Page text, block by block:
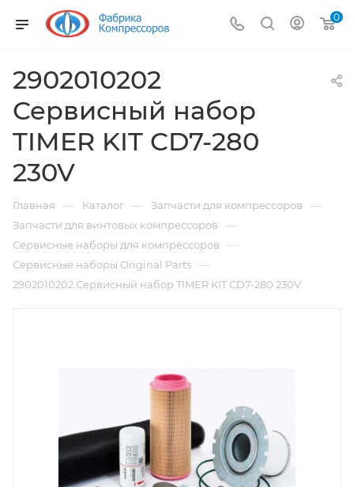
0
2902010202
Сервисный набор
TIMER KIT CD7-280
230V
Главная — Каталог — Запчасти для компрессоров —
Запчасти для винтовых компрессоров —
Сервисные наборы для компрессоров —
Сервисные наборы Original Parts —
2902010202 Сервисный набор TIMER KIT CD7-280 230V